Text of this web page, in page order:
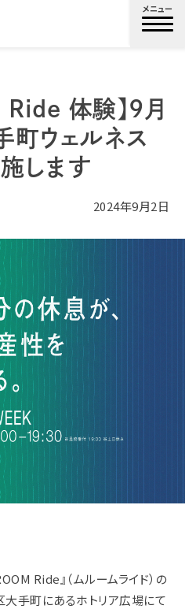
メニュー
Ride 体験】9月
町ウェルネス
します
2024年9月2日
Ride』（ムルームライド）の
手町にあるホトリア広場にて